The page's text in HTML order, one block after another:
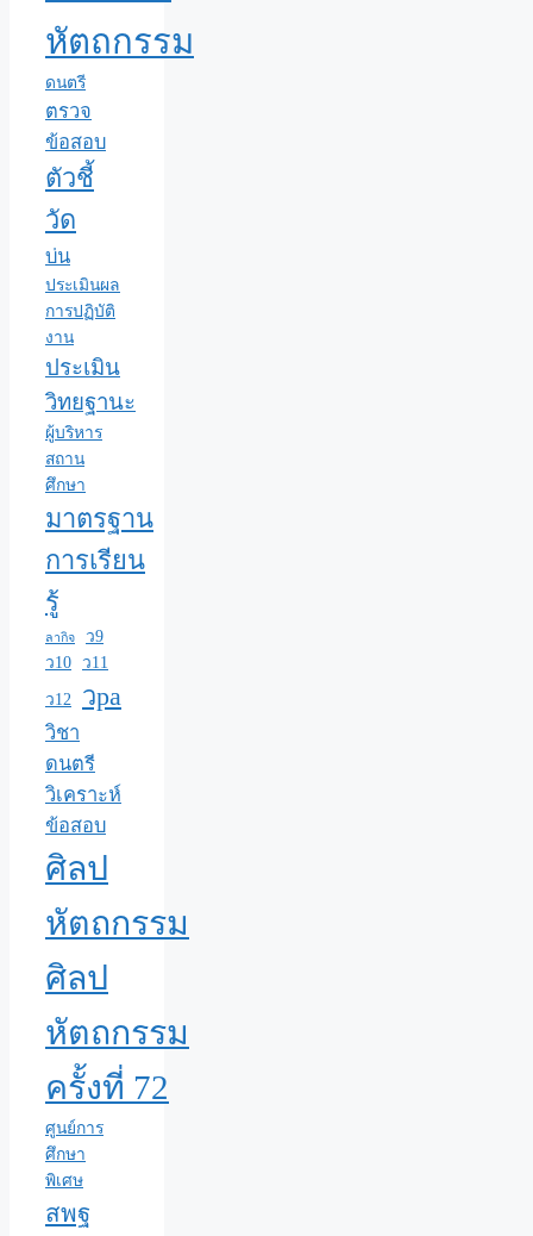
หัตถกรรม
ดนตรี
ตรวจ
ข้อสอบ
ตัวชี้
วัด
บ่น
ประเมินผล
การปฏิบัติ
งาน
ประเมิน
วิทยฐานะ
ผู้บริหาร
สถาน
ศึกษา
มาตรฐาน
การเรียน
รู้
ลากิจ
ว9
ว10 ว11
ว12 วpa
วิชา
ดนตรี
วิเคราะห์
ข้อสอบ
ศิลป
หัตถกรรม
ศิลป
หัตถกรรม
ครั้งที่ 72
ศูนย์การ
ศึกษา
พิเศษ
สพฐ